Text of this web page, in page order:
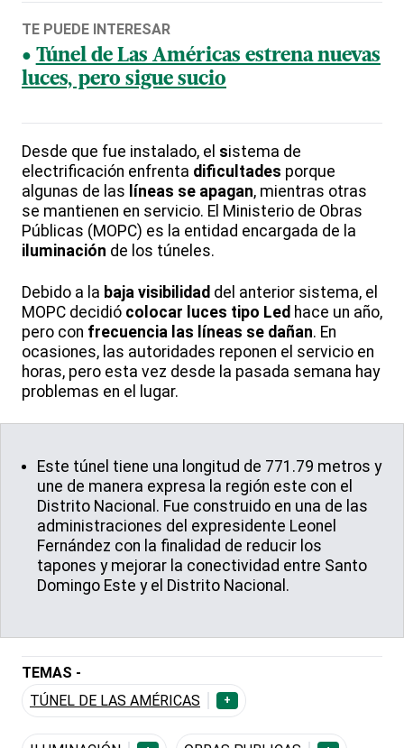
TE PUEDE INTERESAR
Túnel de Las Américas estrena nuevas
luces, pero sigue sucio
Desde que fue instalado, el sistema de
electrificación enfrenta dificultades porque
algunas de las líneas se apagan, mientras otras
se mantienen en servicio. El Ministerio de Obras
Públicas (MOPC) es la entidad encargada de la
iluminación de los túneles.
Debido a la baja visibilidad del anterior sistema, el
MOPC decidió colocar luces tipo Led hace un año,
pero con frecuencia las líneas se dañan. En
ocasiones, las autoridades reponen el servicio en
horas, pero esta vez desde la pasada semana hay
problemas en el lugar.
Este túnel tiene una longitud de 771.79 metros y
une de manera expresa la región este con el
Distrito Nacional. Fue construido en una de las
administraciones del expresidente Leonel
Fernández con la finalidad de reducir los
tapones y mejorar la conectividad entre Santo
Domingo Este y el Distrito Nacional.
TEMAS -
TÚNEL DE LAS AMÉRICAS
+